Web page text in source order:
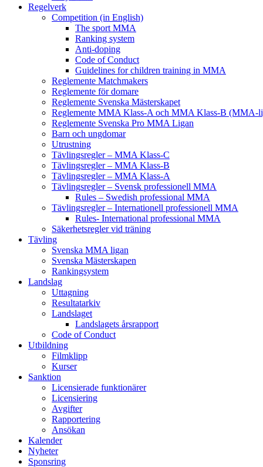
Regelverk
Competition (in English)
The sport MMA
Ranking system
Anti-doping
Code of Conduct
Guidelines for children training in MMA
Reglemente Matchmakers
Reglemente för domare
Reglemente Svenska Mästerskapet
Reglemente MMA Klass-A och MMA Klass-B (MMA-
Reglemente Svenska Pro MMA Ligan
Barn och ungdomar
Utrustning
Tävlingsregler – MMA Klass-C
Tävlingsregler – MMA Klass-B
Tävlingsregler – MMA Klass-A
Tävlingsregler – Svensk professionell MMA
Rules – Swedish professional MMA
Tävlingsregler – Internationell professionell MMA
Rules- International professional MMA
Säkerhetsregler vid träning
Tävling
Svenska MMA ligan
Svenska Mästerskapen
Rankingsystem
Landslag
Uttagning
Resultatarkiv
Landslaget
Landslagets årsrapport
Code of Conduct
Utbildning
Filmklipp
Kurser
Sanktion
Licensierade funktionärer
Licensiering
Avgifter
Rapportering
Ansökan
Kalender
Nyheter
Sponsring